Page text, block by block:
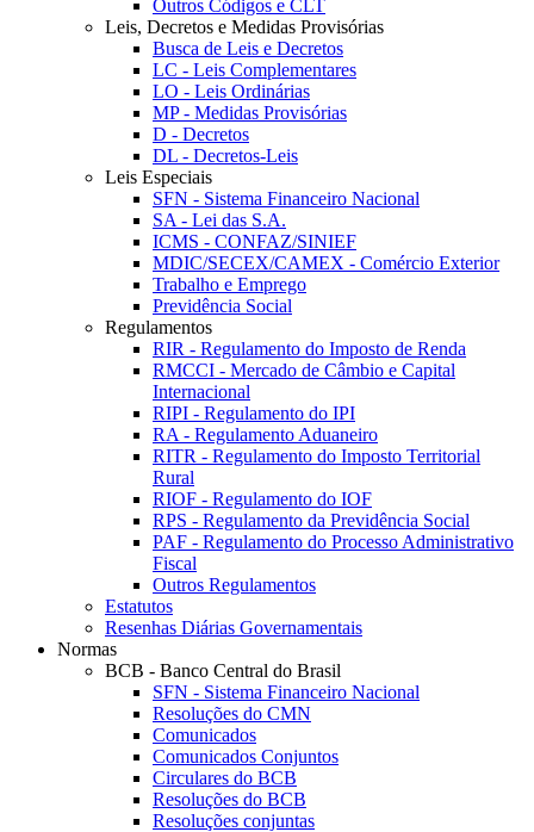
Outros Códigos e CLT
Leis, Decretos e Medidas Provisórias
Busca de Leis e Decretos
LC - Leis Complementares
LO - Leis Ordinárias
MP - Medidas Provisórias
D - Decretos
DL - Decretos-Leis
Leis Especiais
SFN - Sistema Financeiro Nacional
SA - Lei das S.A.
ICMS - CONFAZ/SINIEF
MDIC/SECEX/CAMEX - Comércio Exterior
Trabalho e Emprego
Previdência Social
Regulamentos
RIR - Regulamento do Imposto de Renda
RMCCI - Mercado de Câmbio e Capital
Internacional
RIPI - Regulamento do IPI
RA - Regulamento Aduaneiro
RITR - Regulamento do Imposto Territorial
Rural
RIOF - Regulamento do IOF
RPS - Regulamento da Previdência Social
PAF - Regulamento do Processo Administrativo
Fiscal
Outros Regulamentos
Estatutos
Resenhas Diárias Governamentais
Normas
BCB - Banco Central do Brasil
SFN - Sistema Financeiro Nacional
Resoluções do CMN
Comunicados
Comunicados Conjuntos
Circulares do BCB
Resoluções do BCB
Resoluções conjuntas